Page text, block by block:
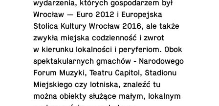
wydarzenia, których gospo­darzem był
Wrocław — Euro 2012 i Eu­rope­jska
Stolica Kultury Wrocław 2016, ale także
zwykła miejska codzi­enność i zwrot
w kierunku lokalności i peryfe­riom. Obok
spek­taku­larnych gmachów - Nar­o­dowego
Forum Muzyki, Teatru Capitol, Sta­dionu
Miejskiego czy lot­niska, znaleźć tu
można obiekty służące małym, lokalnym